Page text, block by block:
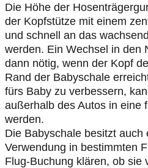
Die Höhe der
der Kopfstütze mit einem
und schnell an das
werden. Ein Wechsel in den
dann nötig, wenn der Kopf
Rand der Babyschale
fürs Baby zu verbessern,
außerhalb des Autos in eine
werden.
Die Babyschale besitzt auch
Verwendung in bestimmten
Flug-Buchung klären, ob sie